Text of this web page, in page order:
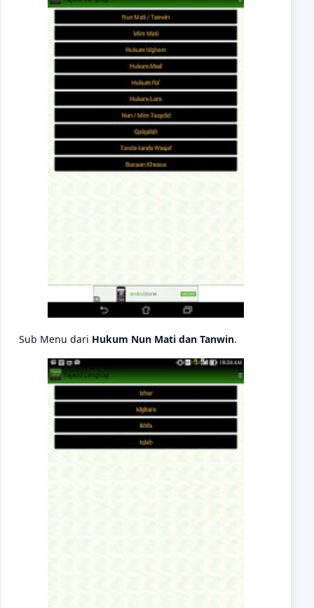
Sub Menu dari Hukum Nun Mati dan Tanwin.